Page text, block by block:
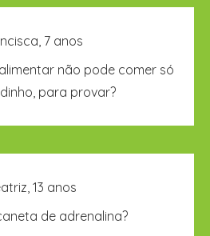
7 anos
não pode comer só
para provar?
alimentar não deve comer
migalhas muito muito
13 anos
de adrenalina?
é um medicamento que
alergia grave deve andar